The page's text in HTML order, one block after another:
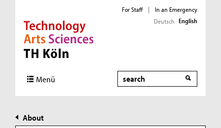
Direkt zur Hauptnavigation
Direkt zur Subnavigation
Direkt zum Inhalt
Direkt zum Fußbereich
For Staff |
In an Emergency
Deutsch English
Menü Search
About